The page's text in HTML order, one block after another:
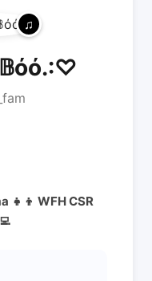
𝔹όό.:♡
👧👦 WFH CSR